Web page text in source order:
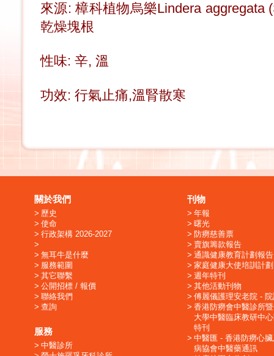
來源: 樟科植物烏樂Lindera aggregata
乾燥塊根
性味: 辛, 溫
功效: 行氣止痛,溫腎散寒
關於我們
歷史
使命
行政架構 2026-2027
無耳牛是什麼
服務範圍
其它聯繫
公開招標 / 報價
聯絡我們
查詢
服務
中醫診所
刊物
年報
曙光
防癆慈善票
賣旗籌款報告
通識健康教育計劃報告
家庭健康大使培訓計劃
週年特刊
其他活動刊物
傅麗儀護理安老院 -
香港防癆會中醫診所
大學中醫臨床教研中
特刊
中醫匯 - 香港防癆心
病協會中醫藥通訊